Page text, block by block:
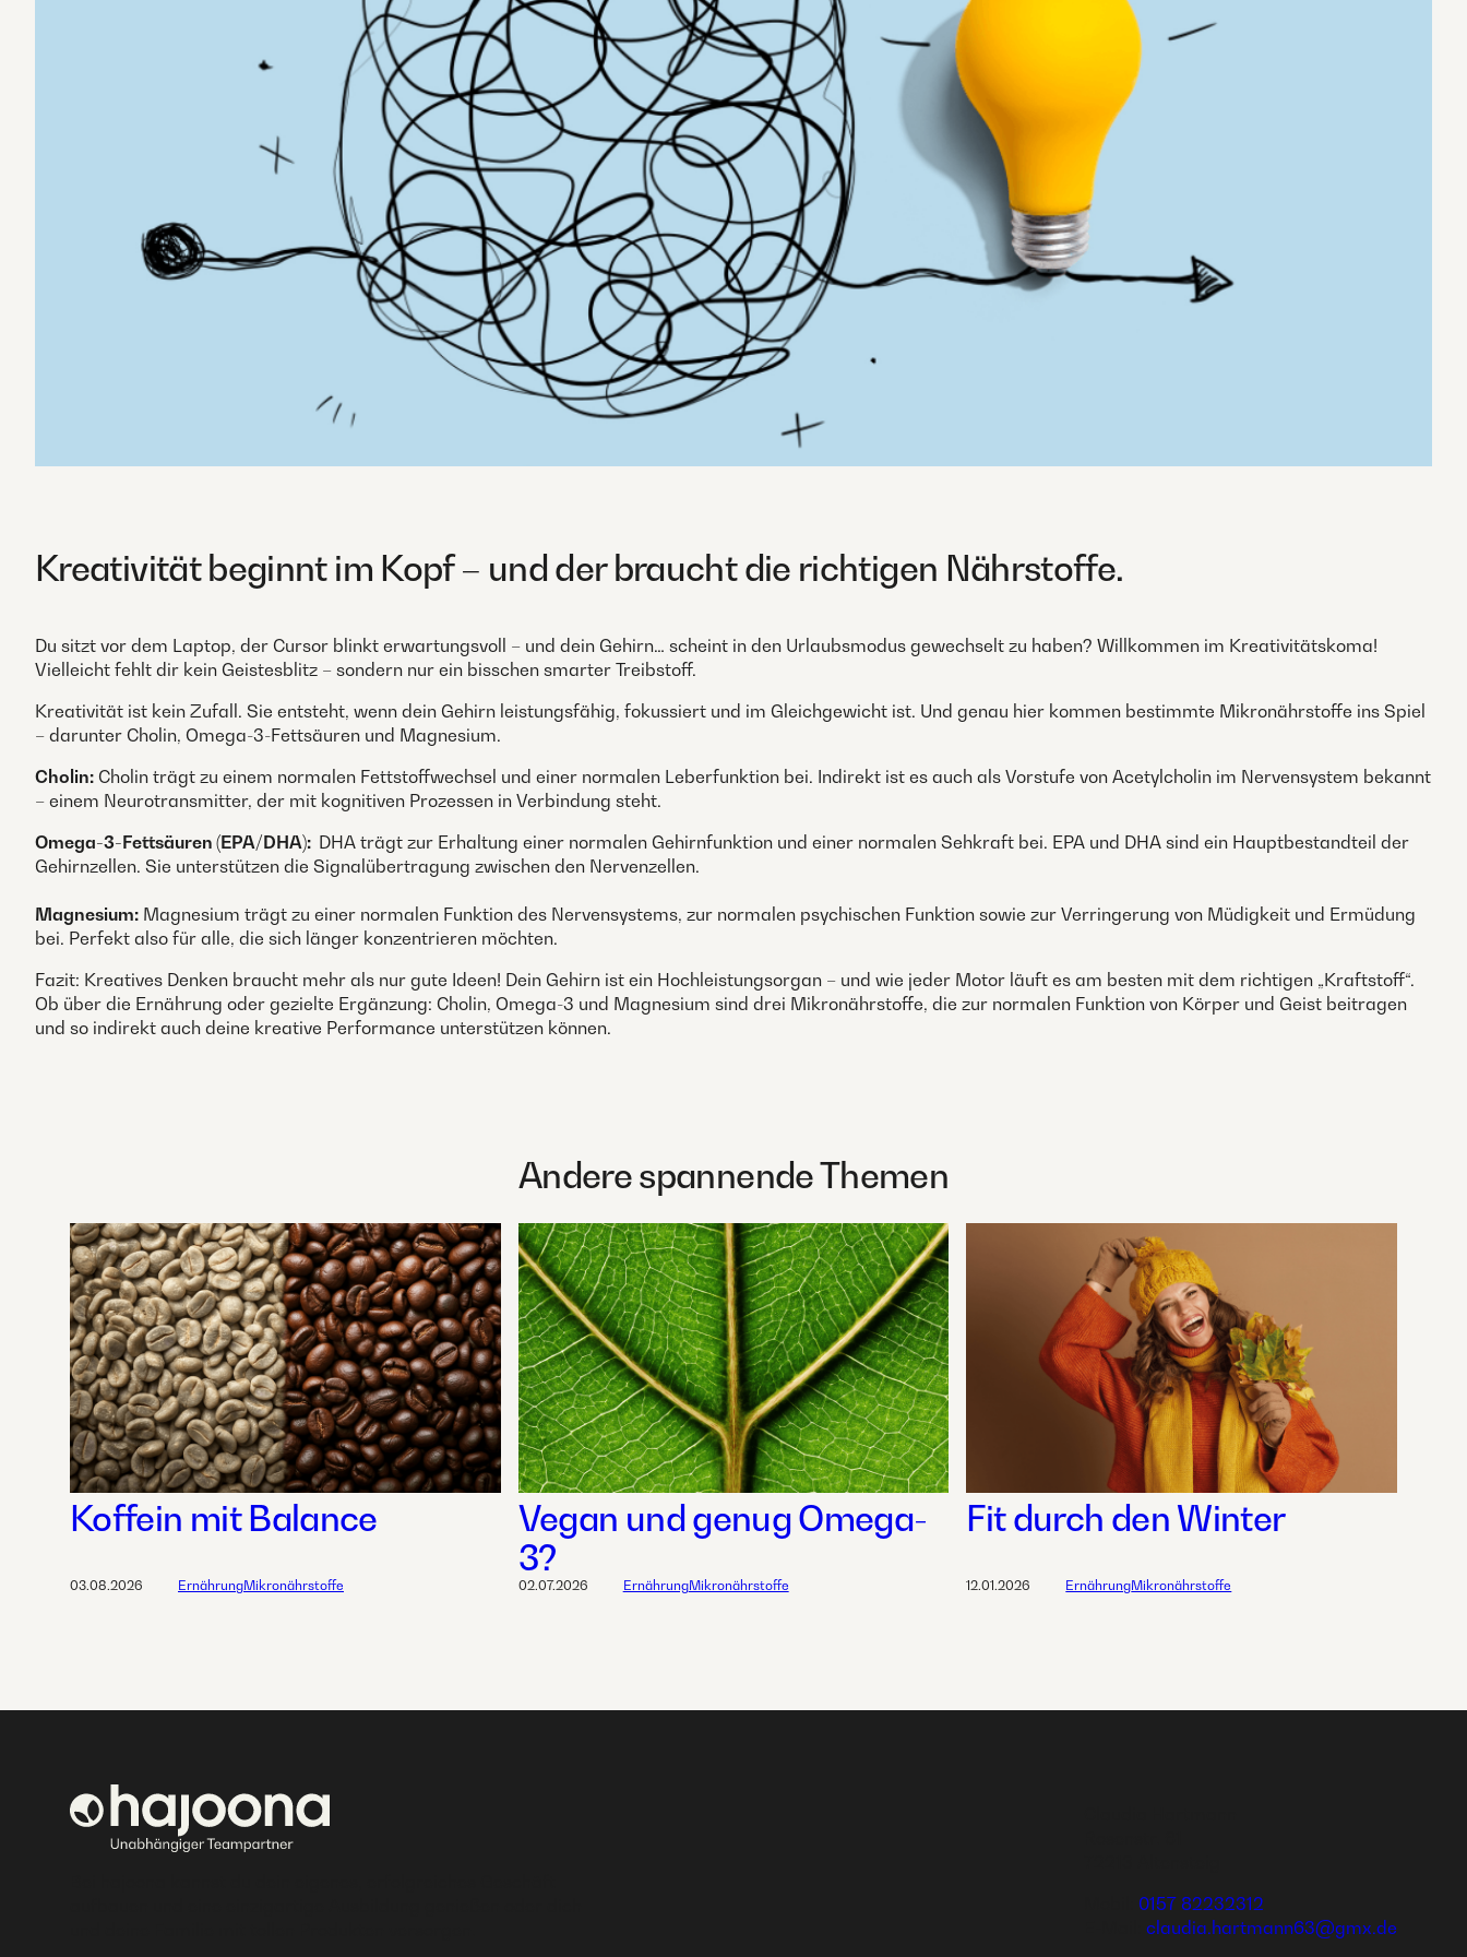
Kreativität beginnt im Kopf – und der braucht die richtigen Nährstoffe.
Du sitzt vor dem Laptop, der Cursor blinkt erwartungsvoll – und dein Gehirn… scheint in den Urlaubsmodus gewechselt zu haben? Willkommen im Kreativitätskoma!
Vielleicht fehlt dir kein Geistesblitz – sondern nur ein bisschen smarter Treibstoff.
Kreativität ist kein Zufall. Sie entsteht, wenn dein Gehirn leistungsfähig, fokussiert und im Gleichgewicht ist. Und genau hier kommen bestimmte Mikronährstoffe ins Spiel
– darunter Cholin, Omega-3-Fettsäuren und Magnesium.
Cholin: Cholin trägt zu einem normalen Fettstoffwechsel und einer normalen Leberfunktion bei. Indirekt ist es auch als Vorstufe von Acetylcholin im Nervensystem bekannt
– einem Neurotransmitter, der mit kognitiven Prozessen in Verbindung steht.
Omega-3-Fettsäuren (EPA/DHA): DHA trägt zur Erhaltung einer normalen Gehirnfunktion und einer normalen Sehkraft bei. EPA und DHA sind ein Hauptbestandteil der
Gehirnzellen. Sie unterstützen die Signalübertragung zwischen den Nervenzellen.
Magnesium: Magnesium trägt zu einer normalen Funktion des Nervensystems, zur normalen psychischen Funktion sowie zur Verringerung von Müdigkeit und Ermüdung
bei. Perfekt also für alle, die sich länger konzentrieren möchten.
Fazit: Kreatives Denken braucht mehr als nur gute Ideen! Dein Gehirn ist ein Hochleistungsorgan – und wie jeder Motor läuft es am besten mit dem richtigen „Kraftstoff“.
Ob über die Ernährung oder gezielte Ergänzung: Cholin, Omega-3 und Magnesium sind drei Mikronährstoffe, die zur normalen Funktion von Körper und Geist beitragen
und so indirekt auch deine kreative Performance unterstützen können.
Andere spannende Themen
03.08.2026
Koffein mit Balance
ErnährungMikronährstoffe 02.07.2026
Vegan und genug Omega-
3?
ErnährungMikronährstoffe 12.01.2026
Fit durch den Winter
ErnährungMikronährstoffe
0157 82232312
claudia.hartmann63@gmx.de